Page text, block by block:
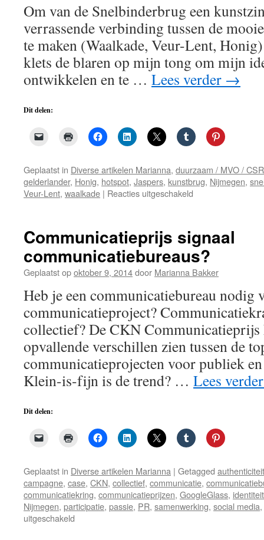
Om van de Snelbinderbrug een
verrassende verbinding tussen de
te maken (Waalkade, Veur-Lent,
klets de blaren op mijn tong om mijn
ontwikkelen en te … Lees verder →
Dit delen:
Geplaatst in Diverse artikelen Marianna, duurzaam / MVO / CSR
gelderlander, Honig, hotspot, Jaspers, kunstbrug, Nijmegen,
Veur-Lent, waalkade | Reacties uitgeschakeld
kunstzinnige
hotspot
en
boulevard?
Communicatieprijs signaal
communicatiebureaus?
Geplaatst opoktober 9, 2014door Marianna Bakker
Heb je een communicatiebureau nodig
communicatieproject?
collectief? De CKN
opvallende verschillen zien tussen de
communicatieprojecten voor publiek
Klein-is-fijn is de trend? … Lees
Dit delen:
Geplaatst in Diverse artikelen Marianna | Getagged authenticiteit
campagne, case, CKN, collectief, communicatie,
communicatiekring, communicatieprijzen, GoogleGlass, identiteit
Nijmegen, participatie, passie, PR, samenwerking, social media,
uitgeschakeld